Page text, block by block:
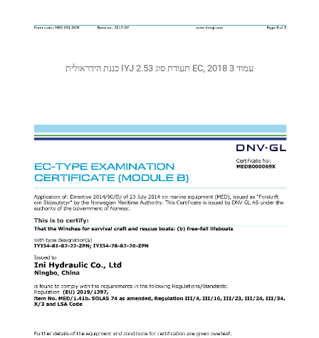
כננת הידראולית IYJ 2.53 תעודת סוג EC, 2018 עמוד 3